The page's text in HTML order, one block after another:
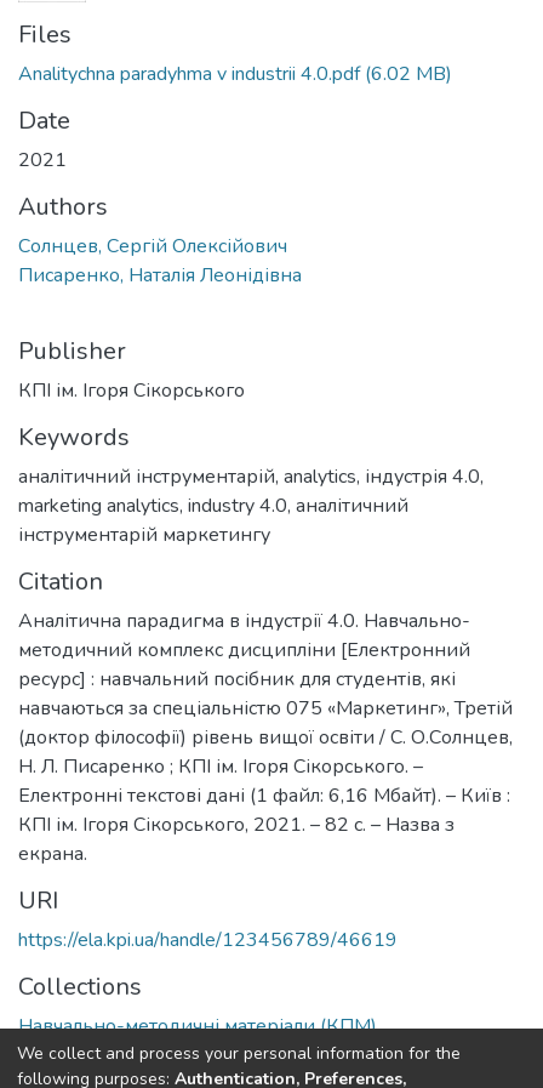
Files
Analitychna paradyhma v industrii 4.0.pdf(6.02 MB)
Date
2021
Authors
Солнцев, Сергій Олексійович
Писаренко, Наталія Леонідівна
Publisher
КПІ ім. Ігоря Сікорського
Keywords
аналітичний інструментарій, analytics, індустрія 4.0,
marketing analytics, industry 4.0, аналітичний
інструментарій маркетингу
Citation
Аналітична парадигма в індустрії 4.0. Навчально-
методичний комплекс дисципліни [Електронний
ресурс] : навчальний посібник для студентів, які
навчаються за спеціальністю 075 «Маркетинг», Третій
(доктор філософії) рівень вищої освіти / С. О.Солнцев,
Н. Л. Писаренко ; КПІ ім. Ігоря Сікорського. –
Електронні текстові дані (1 файл: 6,16 Мбайт). – Київ :
КПІ ім. Ігоря Сікорського, 2021. – 82 с. – Назва з
екрана.
URI
https://ela.kpi.ua/handle/123456789/46619
Collections
Навчально-методичні матеріали (КПМ)
Full item page
We collect and process your personal information for the
following purposes: Authentication, Preferences,